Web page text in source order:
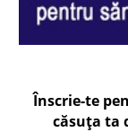
Înscrie-te
căsuța ta